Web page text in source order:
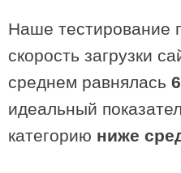
Наше тестирование
скорость загрузки
среднем равнялась
идеальный
категорию ниже